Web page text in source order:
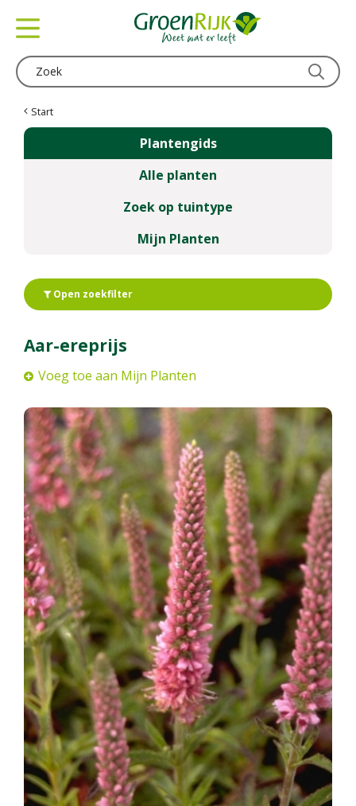
Start
Plantengids
Alle planten
Zoek op tuintype
Mijn Planten
Open zoekfilter
Aar-ereprijs
Voeg toe aan Mijn Planten